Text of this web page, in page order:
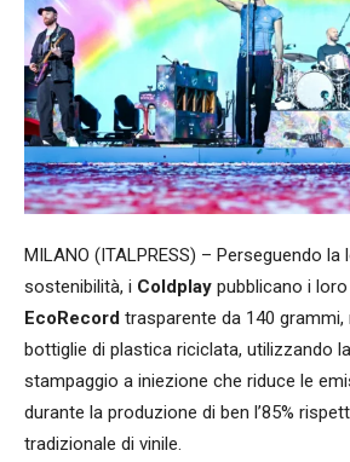
MILANO (ITALPRESS) – Perseguendo
sostenibilità, i Coldplay pubblicano i
EcoRecord trasparente da 140
bottiglie di plastica riciclata, utilizzando
stampaggio a iniezione che riduce le
durante la produzione di ben l’85%
tradizionale di vinile.